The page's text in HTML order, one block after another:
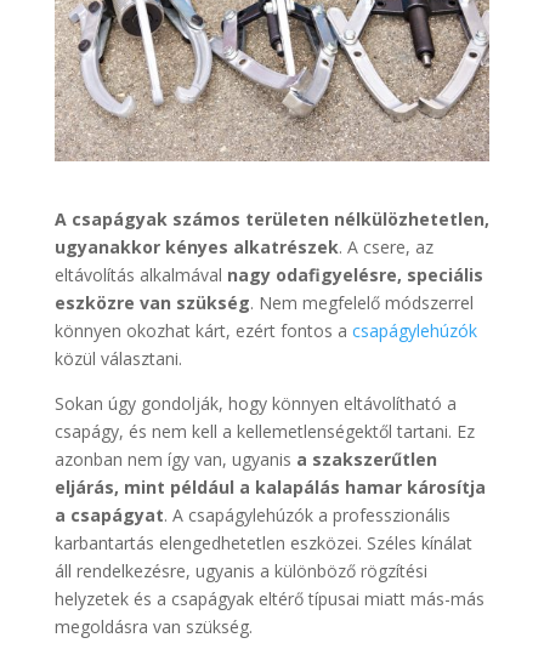
A csapágyak számos területen nélkülözhetetlen,
ugyanakkor kényes alkatrészek. A csere, az
eltávolítás alkalmával nagy odafigyelésre, speciális
eszközre van szükség. Nem megfelelő módszerrel
könnyen okozhat kárt, ezért fontos a csapágylehúzók
közül választani.
Sokan úgy gondolják, hogy könnyen eltávolítható a
csapágy, és nem kell a kellemetlenségektől tartani. Ez
azonban nem így van, ugyanis a szakszerűtlen
eljárás, mint például a kalapálás hamar károsítja
a csapágyat. A csapágylehúzók a professzionális
karbantartás elengedhetetlen eszközei. Széles kínálat
áll rendelkezésre, ugyanis a különböző rögzítési
helyzetek és a csapágyak eltérő típusai miatt más-más
megoldásra van szükség.